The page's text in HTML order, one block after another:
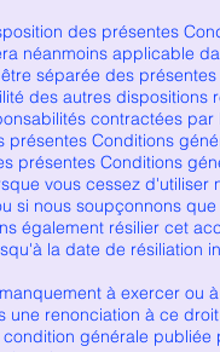
des présentes
néanmoins applicable
séparée des
des autres dispositions
contractées
Conditions
présentes Conditions
vous cessez d'utiliser
si nous soupçonnons
également résilier cet
la date de résiliation
à exercer
une renonciation à ce
générale